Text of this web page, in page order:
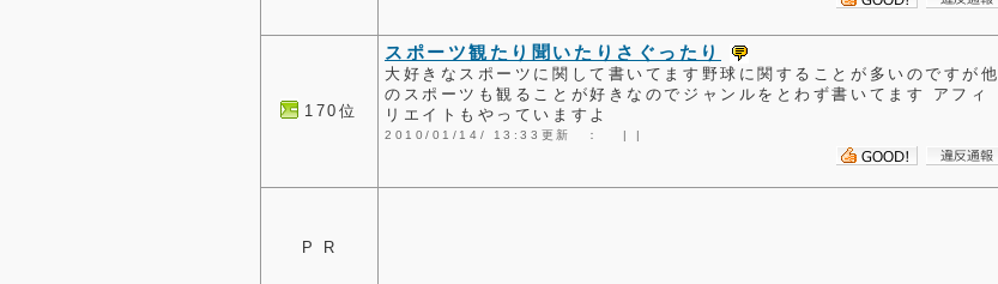
170位
スポーツ観たり聞いたりさぐったり
大好きなスポーツに関して書いてます野球に関することが多いのですが他
のスポーツも観ることが好きなのでジャンルをとわず書いてます アフィ
リエイトもやっていますよ
2010/01/14/ 13:33更新 ： | |
P R